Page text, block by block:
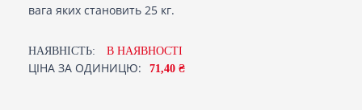
вага яких становить 25 кг.
НАЯВНІСТЬ: В НАЯВНОСТI
ЦІНА ЗА ОДИНИЦЮ: 71,40 ₴